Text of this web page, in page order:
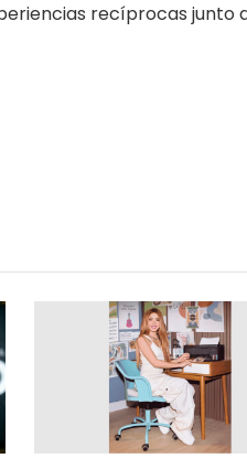
recíprocas junto